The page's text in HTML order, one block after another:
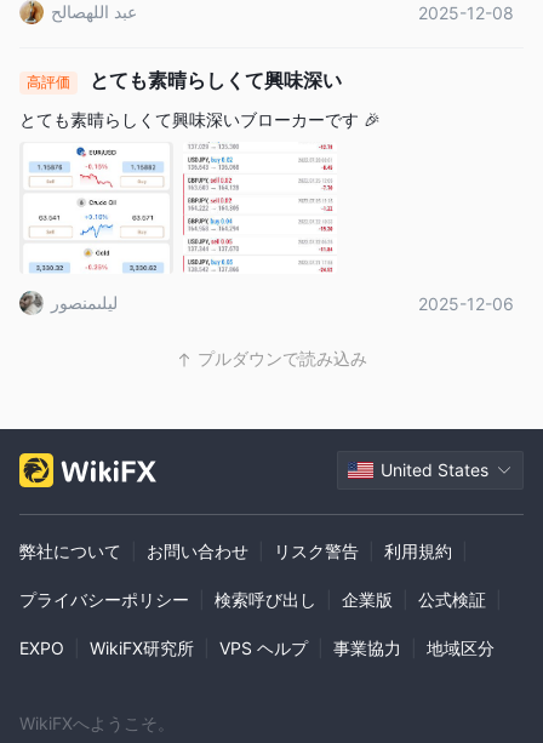
عبد اللهصالح 2025-12-08
高評価 とても素晴らしくて興味深い
とても素晴らしくて興味深いブローカーです 🎉
ليلىمنصور 2025-12-06
プルダウンで読み込み
United States
弊社について お問い合わせ リスク警告 利用規約
プライバシーポリシー 検索呼び出し 企業版 公式検証
EXPO WikiFX研究所 VPS ヘルプ 事業協力 地域区分
WikiFXへようこそ。